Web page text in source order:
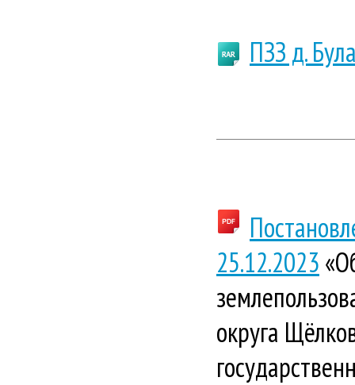
ПЗЗ д.
25.12.2023
округа